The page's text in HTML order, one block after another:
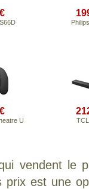
U
vendent le
est une